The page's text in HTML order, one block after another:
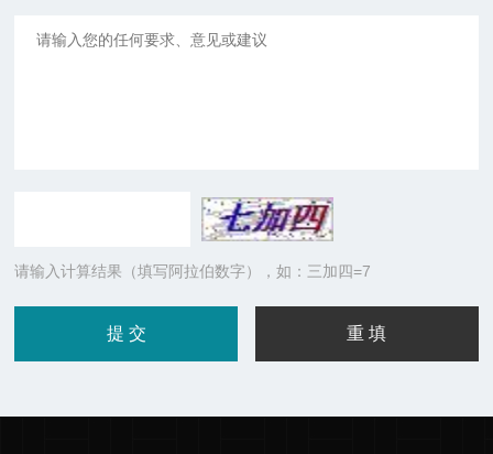
请输入计算结果（填写阿拉伯数字），如：三加四=7